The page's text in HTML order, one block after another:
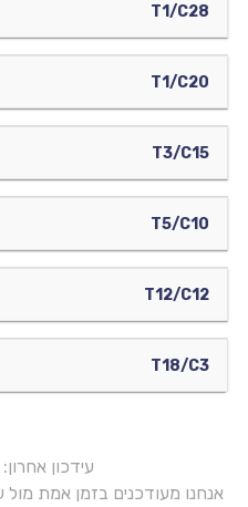
T1/C28
T1/C20
T3/C15
T5/C10
T12/C12
T18/C3
עידכון אחרון:
אנחנו מעודכנים בזמן אמת